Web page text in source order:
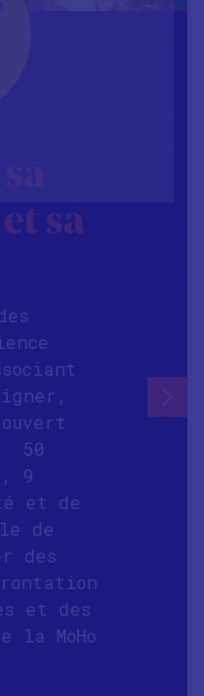
sa
50
9
et de
de
des
et des
la MoHo